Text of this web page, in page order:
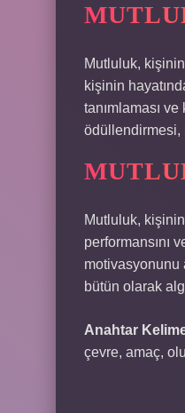
Mutluluk,
kişinin
tanımlaması
ödüllendirmesi,
Mutluluk,
performansını
motivasyonunu
bütün olarak
Anahtar
çevre, amaç,